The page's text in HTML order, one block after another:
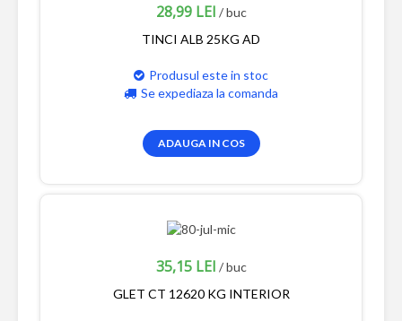
28,99 LEI / buc
TINCI ALB 25KG AD
Produsul este in stoc
Se expediaza la comanda
ADAUGA IN COS
35,15 LEI / buc
GLET CT 12620 KG INTERIOR